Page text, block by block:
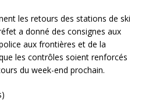
les retours des stations de ski
a donné des consignes aux
aux frontières et de la
les contrôles soient renforcés
du week-end prochain.